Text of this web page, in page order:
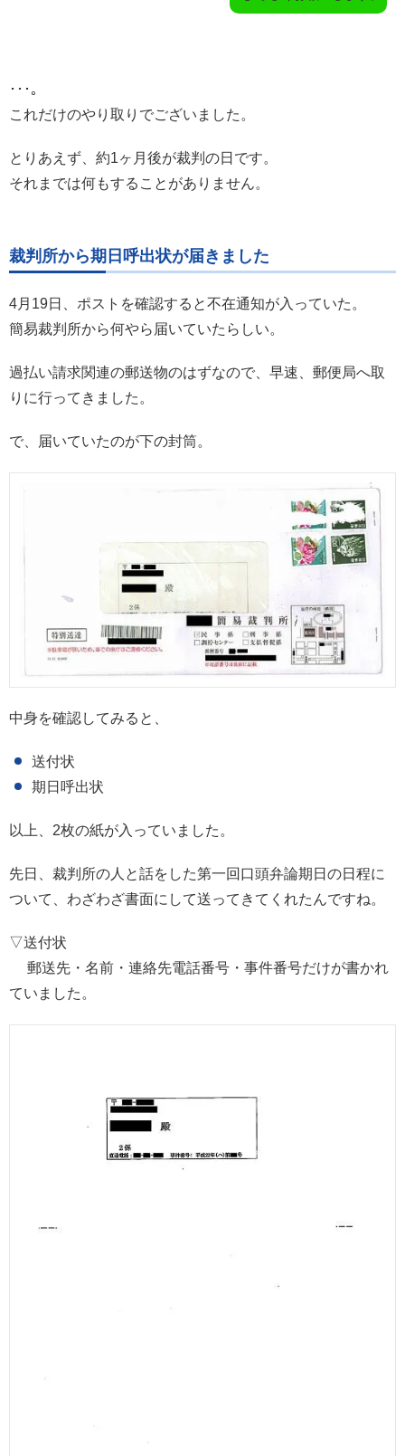
･･･。
これだけのやり取りでございました。
とりあえず、約1ヶ月後が裁判の日です。
それまでは何もすることがありません。
裁判所から期日呼出状が届きました
4月19日、ポストを確認すると不在通知が入っていた。
簡易裁判所から何やら届いていたらしい。
過払い請求関連の郵送物のはずなので、早速、郵便局へ取
りに行ってきました。
で、届いていたのが下の封筒。
中身を確認してみると、
送付状
期日呼出状
以上、2枚の紙が入っていました。
先日、裁判所の人と話をした第一回口頭弁論期日の日程に
ついて、わざわざ書面にして送ってきてくれたんですね。
▽送付状
郵送先・名前・連絡先電話番号・事件番号だけが書かれ
ていました。